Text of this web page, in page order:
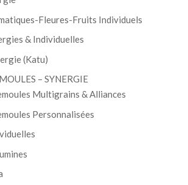
Fleures-Fruits Individuels
& Individuelles
(Katu)
– SYNERGIE
Multigrains & Alliances
Personnalisées